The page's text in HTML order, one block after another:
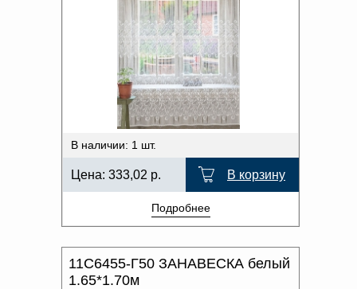
В наличии: 1 шт.
Цена: 333,02 р. В корзину
Подробнее
11С6455-Г50 ЗАНАВЕСКА белый
1.65*1.70м